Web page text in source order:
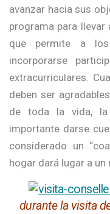
avanzar hacia sus
programa para llevar
que permite a
incorporarse
extracurriculares.
deben ser
de toda la vida, la
importante darse
considerado un
hogar dará lugar a un
durante la visita